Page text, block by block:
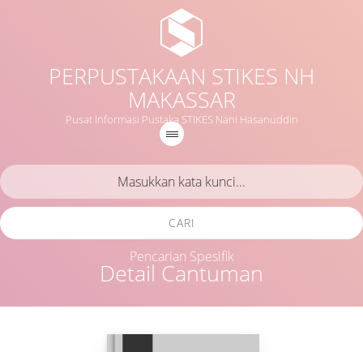
PERPUSTAKAAN STIKES NH
MAKASSAR
Pusat Informasi Pustaka STIKES Nani Hasanuddin
Detail Cantuman
CARI
Pencarian Spesifik